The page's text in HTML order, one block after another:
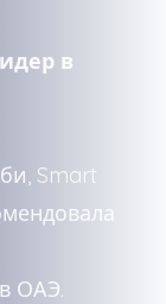
в
Smart
в ОАЭ.